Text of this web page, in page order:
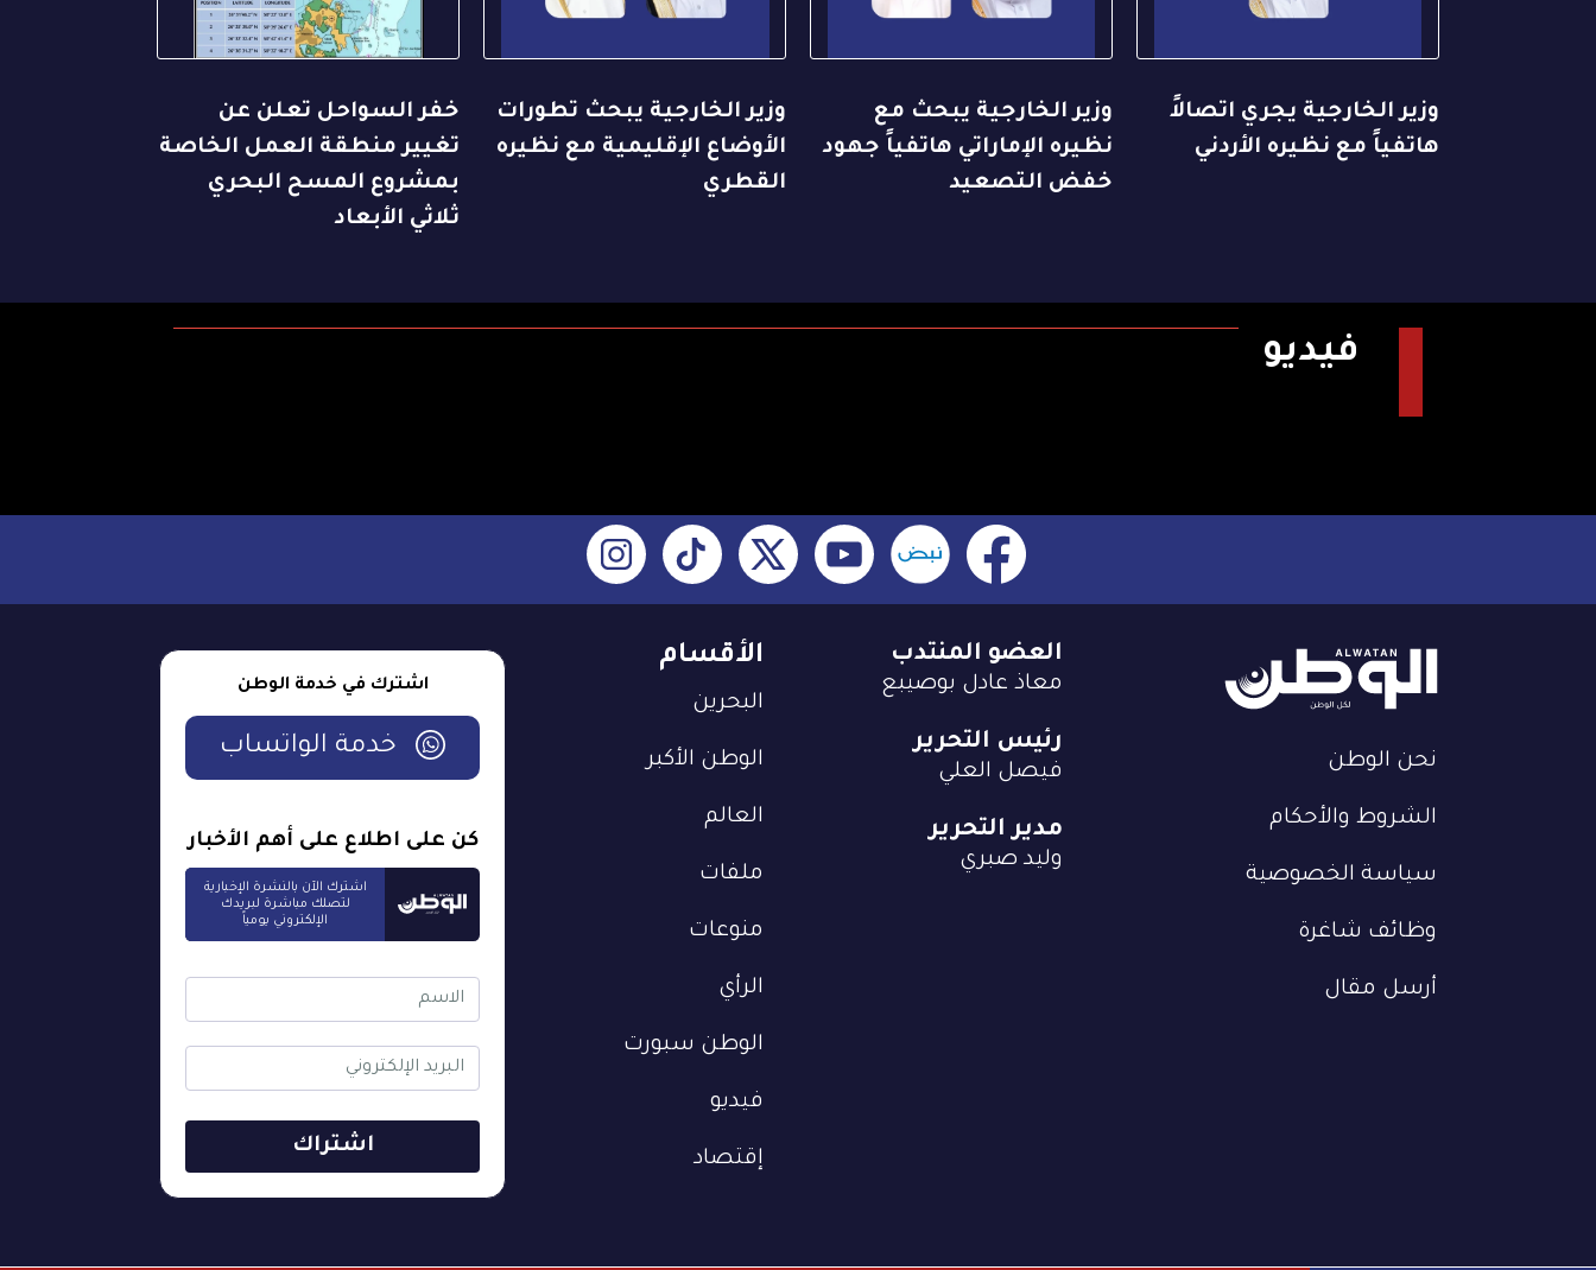
وزير الخارجية يجري اتصالاً
هاتفياً مع نظيره الأردني
وزير الخارجية يبحث مع
نظيره الإماراتي هاتفياً جهود
خفض التصعيد
وزير الخارجية يبحث تطورات
الأوضاع الإقليمية مع نظيره
القطري
خفر السواحل تعلن عن
تغيير منطقة العمل الخاصة
بمشروع المسح البحري
ثلاثي الأبعاد
فيديو
نحن الوطن
الشروط والأحكام
سياسة الخصوصية
وظائف شاغرة
أرسل مقال
الأقسام
البحرين
الوطن الأكبر
العالم
ملفات
منوعات
الرأي
الوطن سبورت
فيديو
إقتصاد
العضو المنتدب
معاذ عادل بوصيبع
رئيس التحرير
فيصل العلي
مدير التحرير
وليد صبري
اشترك في خدمة الوطن
خدمة الواتساب
كن على اطلاع على أهم الأخبار
اشترك الآن بالنشرة الإخبارية
لتصلك مباشرة لبريدك
الإلكتروني يومياً
اشتراك